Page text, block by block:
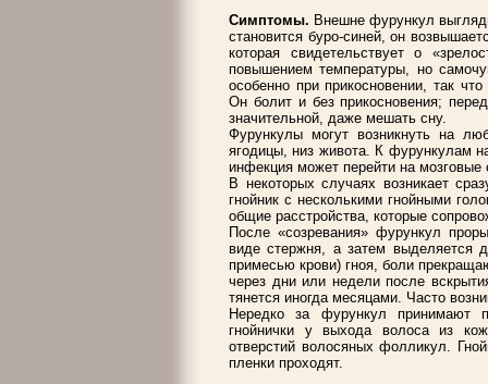
Симптомы. Внешне фурункул
становится буро-синей, он
которая свидетельствует о
повышением температуры, но
особенно при прикосновении, так
Он болит и без прикосновения;
значительной, даже мешать сну.
Фурункулы могут возникнуть на
ягодицы, низ живота. К фурункулам
инфекция может перейти на мозговые
В некоторых случаях возникает
гнойник с несколькими гнойными
общие расстройства, которые
После «созревания» фурункул
виде стержня, а затем выделяется
примесью крови) гноя, боли
через дни или недели после
тянется иногда месяцами. Часто
Нередко за фурункул принимают
гнойнички у выхода волоса из
отверстий волосяных фолликул.
пленки проходят.